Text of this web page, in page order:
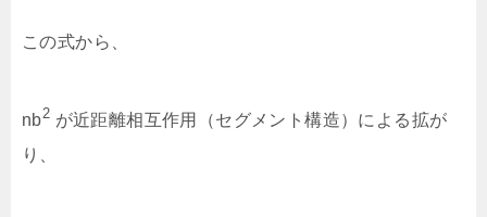
この式から、
nb2 が近距離相互作用（セグメント構造）による拡が
り、